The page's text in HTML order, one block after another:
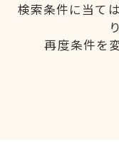
検索条件に当て
再度条件を